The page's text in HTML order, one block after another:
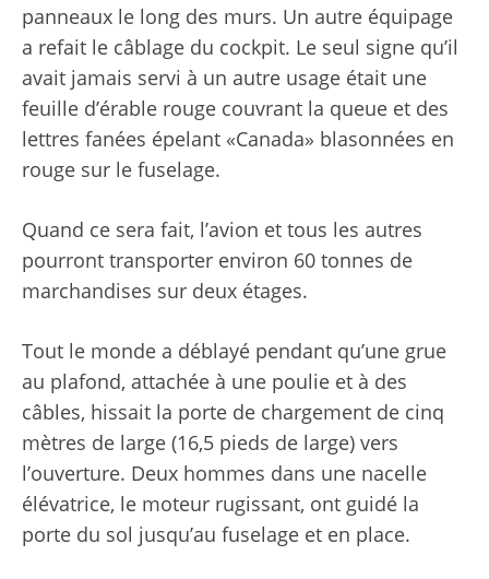
panneaux le long des murs. Un autre équipage
a refait le câblage du cockpit. Le seul signe qu’il
avait jamais servi à un autre usage était une
feuille d’érable rouge couvrant la queue et des
lettres fanées épelant «Canada» blasonnées en
rouge sur le fuselage.
Quand ce sera fait, l’avion et tous les autres
pourront transporter environ 60 tonnes de
marchandises sur deux étages.
Tout le monde a déblayé pendant qu’une grue
au plafond, attachée à une poulie et à des
câbles, hissait la porte de chargement de cinq
mètres de large (16,5 pieds de large) vers
l’ouverture. Deux hommes dans une nacelle
élévatrice, le moteur rugissant, ont guidé la
porte du sol jusqu’au fuselage et en place.